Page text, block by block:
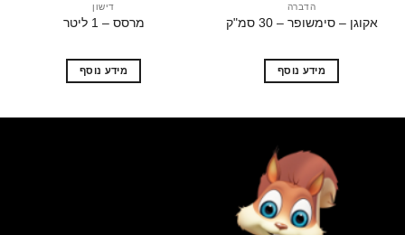
– סימשופר – 30 סמ"ק
מידע נוסף
מרסס – 1 ליטר
מידע נוסף